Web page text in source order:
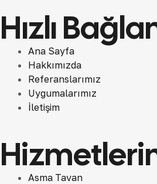
Hızlı
Ana Sayfa
Hakkımızda
Referanslarımız
Uygumalarımız
İletişim
Asma Tavan